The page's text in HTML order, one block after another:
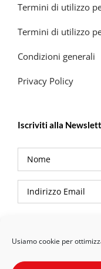
Usiamo cookie per
Termini di utilizzo
Termini di utilizzo
Condizioni generali
Privacy Policy
Iscriviti alla